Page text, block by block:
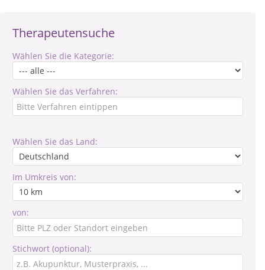
Therapeutensuche
Wählen Sie die Kategorie:
Wählen Sie das Verfahren:
Wählen Sie das Land:
Im Umkreis von:
von:
Stichwort (optional):